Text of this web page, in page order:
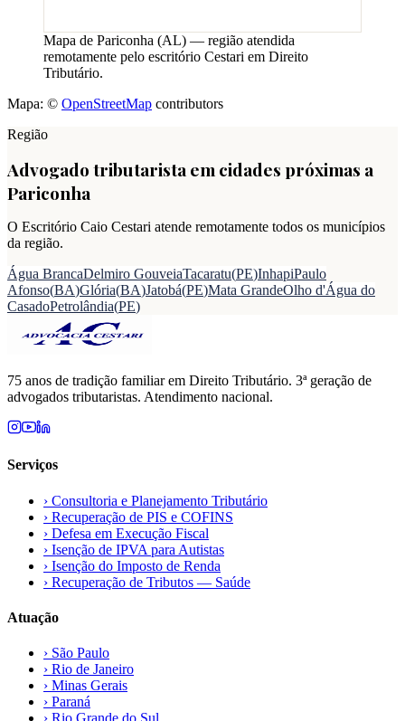
Mapa de Pariconha (AL) — região atendida
remotamente pelo escritório Cestari em Direito
Tributário.
Mapa: © OpenStreetMap contributors
Região
Advogado tributarista em cidades próximas a
Pariconha
O Escritório Caio Cestari atende remotamente todos os municípios
da região.
Água BrancaDelmiro GouveiaTacaratu(PE)InhapiPaulo
Afonso(BA)Glória(BA)Jatobá(PE)Mata GrandeOlho d'Água do
CasadoPetrolândia(PE)
75 anos de tradição familiar em Direito Tributário. 3ª geração de
advogados tributaristas. Atendimento nacional.
Serviços
› Consultoria e Planejamento Tributário
› Recuperação de PIS e COFINS
› Defesa em Execução Fiscal
› Isenção de IPVA para Autistas
› Isenção do Imposto de Renda
› Recuperação de Tributos — Saúde
Atuação
› São Paulo
› Rio de Janeiro
› Minas Gerais
› Paraná
› Rio Grande do Sul